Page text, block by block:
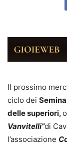
Il prossimo
ciclo dei
delle superiori,
Vanvitelli”di
l’associazione